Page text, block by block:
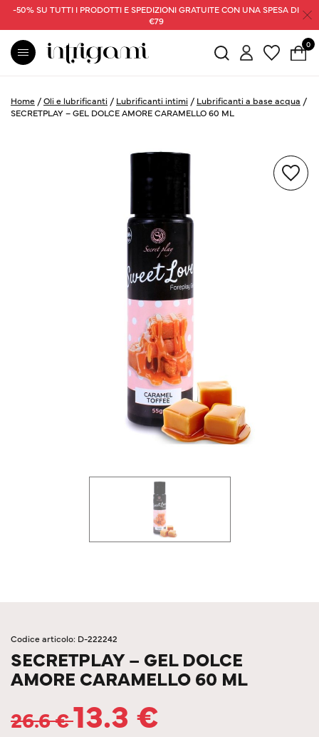
-50% SU TUTTI I PRODOTTI E SPEDIZIONI GRATUITE CON UNA SPESA DI
€79
0
Home /Oli e lubrificanti / Lubrificanti intimi / Lubrificanti a base acqua /
SECRETPLAY – GEL DOLCE AMORE CARAMELLO 60 ML
Codice articolo: D-222242
SECRETPLAY – GEL DOLCE
AMORE CARAMELLO 60 ML
26.6€13.3 €